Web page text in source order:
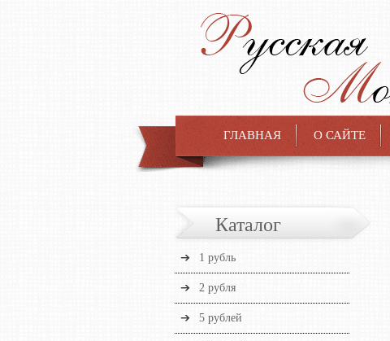
ГЛАВНАЯ О САЙТЕ
Каталог
1 рубль
2 рубля
5 рублей